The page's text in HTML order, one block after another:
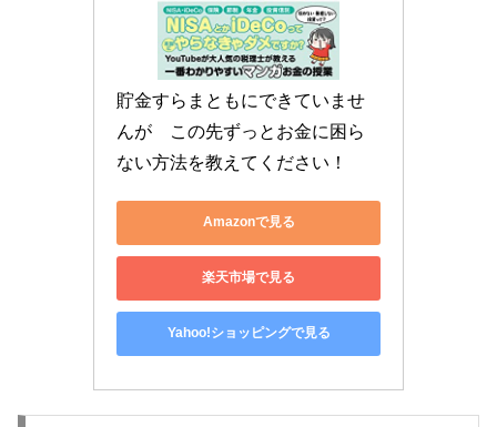
貯金すらまともにできていませ
んが　この先ずっとお金に困ら
ない方法を教えてください！
Amazonで見る
楽天市場で見る
Yahoo!ショッピングで見る